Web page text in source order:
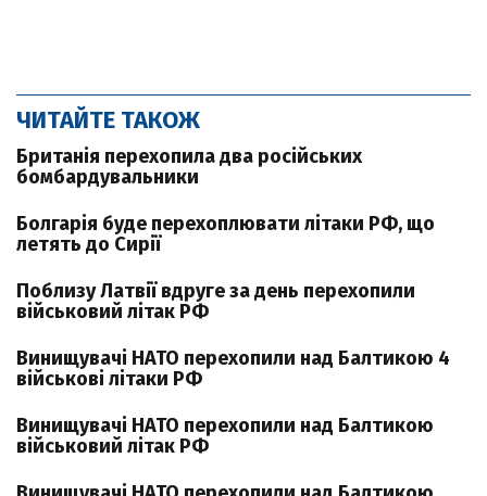
ЧИТАЙТЕ ТАКОЖ
Британія перехопила два російських
бомбардувальники
Болгарія буде перехоплювати літаки РФ, що
летять до Сирії
Поблизу Латвії вдруге за день перехопили
військовий літак РФ
Винищувачі НАТО перехопили над Балтикою 4
військові літаки РФ
Винищувачі НАТО перехопили над Балтикою
військовий літак РФ